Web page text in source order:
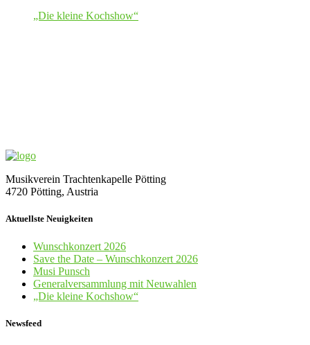
„Die kleine Kochshow“
Musikverein Trachtenkapelle Pötting
4720 Pötting, Austria
Aktuellste Neuigkeiten
Wunschkonzert 2026
Save the Date – Wunschkonzert 2026
Musi Punsch
Generalversammlung mit Neuwahlen
„Die kleine Kochshow“
Newsfeed